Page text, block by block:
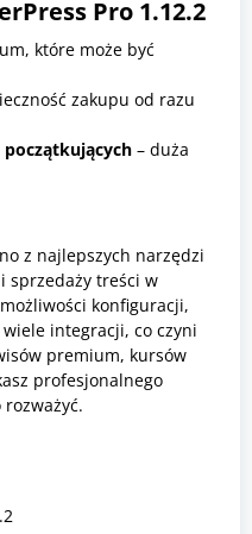
Pro 1.12.2
które może być
zakupu od razu
początkujących – duża
z najlepszych narzędzi
sprzedaży treści w
konfiguracji,
wiele integracji, co czyni
premium, kursów
profesjonalnego